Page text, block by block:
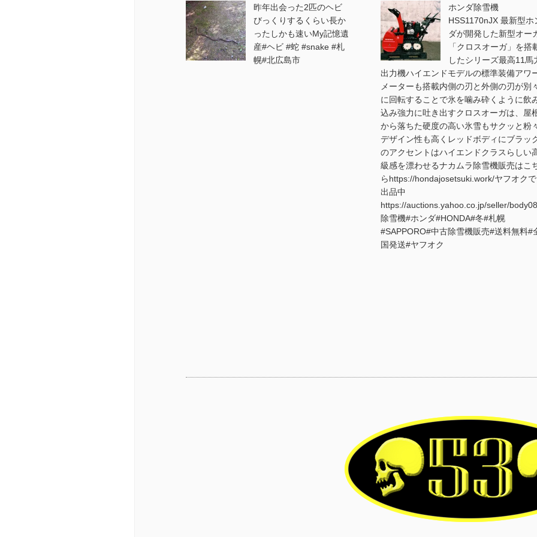
昨年出会った2匹のヘビ
びっくりするくらい長か
ったしかも速いMy記憶遺
産#ヘビ #蛇 #snake #札
幌#北広島市
ホンダ除雪機
HSS1170nJX 最新型ホ
ダが開発した新型オー
「クロスオーガ」を搭
したシリーズ最高11馬
出力機ハイエンドモデルの標準装備アワ
メーターも搭載内側の刃と外側の刃が別
に回転することで氷を噛み砕くように飲
込み強力に吐き出すクロスオーガは、屋
から落ちた硬度の高い氷雪もサクッと粉
デザイン性も高くレッドボディにブラッ
のアクセントはハイエンドクラスらしい
級感を漂わせるナカムラ除雪機販売はこ
らhttps://hondajosetsuki.work/ヤフオクで
出品中
https://auctions.yahoo.co.jp/seller/
除雪機#ホンダ#HONDA#冬#札幌
#SAPPORO#中古除雪機販売#送料無料#
国発送#ヤフオク